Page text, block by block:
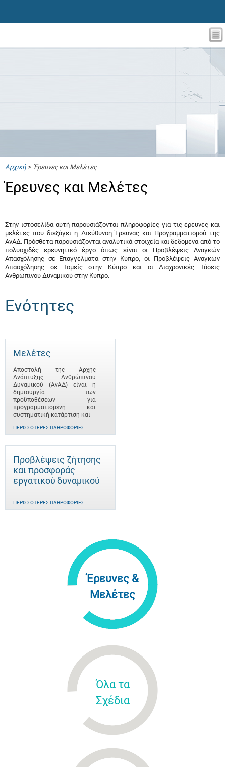
Αρχική> Έρευνες και Μελέτες
Έρευνες και Μελέτες
Στην ιστοσελίδα αυτή παρουσιάζονται πληροφορίες για τις έρευνες και
μελέτες που διεξάγει η Διεύθυνση Έρευνας και Προγραμματισμού της
ΑνΑΔ. Πρόσθετα παρουσιάζονται αναλυτικά στοιχεία και δεδομένα από το
πολυσχιδές ερευνητικό έργο όπως είναι οι Προβλέψεις Αναγκών
Απασχόλησης σε Επαγγέλματα στην Κύπρο, οι Προβλέψεις Αναγκών
Απασχόλησης σε Τομείς στην Κύπρο και οι Διαχρονικές Τάσεις
Ανθρώπινου Δυναμικού στην Κύπρο.
Ενότητες
Μελέτες
Αποστολή της Αρχής
Ανάπτυξης Ανθρώπινου
Δυναμικού (ΑνΑΔ) είναι η
δημιουργία των
προϋποθέσεων για
προγραμματισμένη και
συστηματική κατάρτιση και
ΠΕΡΙΣΣΌΤΕΡΕΣ ΠΛΗΡΟΦΟΡΊΕΣ
Προβλέψεις ζήτησης
και προσφοράς
εργατικού δυναμικού
ΠΕΡΙΣΣΌΤΕΡΕΣ ΠΛΗΡΟΦΟΡΊΕΣ
Έρευνες &
Μελέτες
Όλα τα
Σχέδια